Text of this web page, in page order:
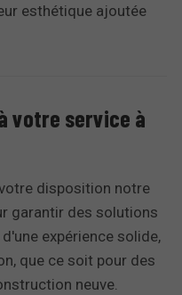
esthétique ajoutée
votre service à
disposition notre
garantir des solutions
expérience solide,
que ce soit pour des
neuve.